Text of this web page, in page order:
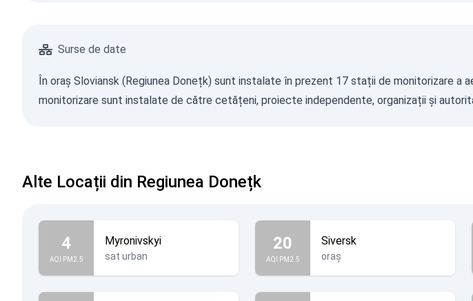
Surse de date
În oraș Sloviansk (Regiunea Donețk) sunt instalate în prezent 17 stații de monitorizare a
monitorizare sunt instalate de către cetățeni, proiecte independente, organizații și
Alte Locații din Regiunea Donețk
4
AQI PM2.5
Myronivskyi
sat urban
20
AQI PM2.5
Siversk
oraș